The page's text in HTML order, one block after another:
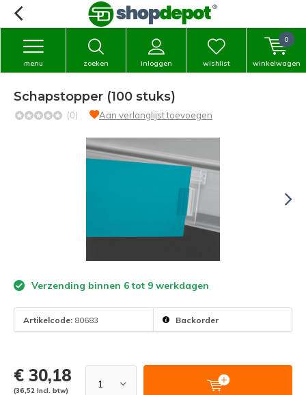
zoeken inloggen
menu wishlist winkelwagen
0
Schapstopper (100 stuks)
(0) Aan verlanglijst toevoegen
Verzending binnen 6 tot 9 werkdagen
Artikelcode: 80683 Backorder
€ 30,18
(36,52 Incl. btw)